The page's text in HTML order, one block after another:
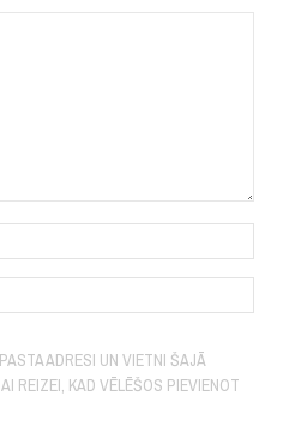
ADRESI UN VIETNI ŠAJĀ
REIZEI, KAD VĒLĒŠOS PIEVIENOT